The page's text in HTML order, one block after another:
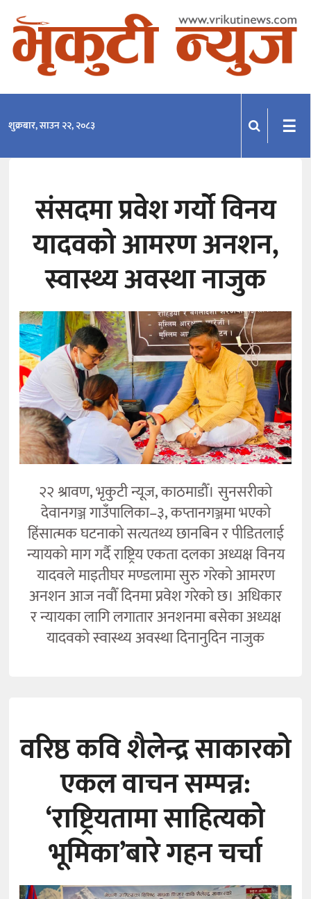
समाचार
अन्तराष्ट्रिय
अन्तर्वार्ता
विचार
साहित्य-
कला
शुक्रबार, साउन २२, २०८३ ☰
संसदमा प्रवेश गर्यो विनय
यादवको आमरण अनशन,
स्वास्थ्य अवस्था नाजुक
२२ श्रावण, भृकुटी न्यूज, काठमाडौँ। सुनसरीको
देवानगञ्ज गाउँपालिका–३, कप्तानगञ्जमा भएको
हिंसात्मक घटनाको सत्यतथ्य छानबिन र पीडितलाई
न्यायको माग गर्दै राष्ट्रिय एकता दलका अध्यक्ष विनय
यादवले माइतीघर मण्डलामा सुरु गरेको आमरण
अनशन आज नवौँ दिनमा प्रवेश गरेको छ। अधिकार
र न्यायका लागि लगातार अनशनमा बसेका अध्यक्ष
यादवको स्वास्थ्य अवस्था दिनानुदिन नाजुक
वरिष्ठ कवि शैलेन्द्र साकारको
एकल वाचन सम्पन्न:
‘राष्ट्रियतामा साहित्यको
भूमिका’बारे गहन चर्चा